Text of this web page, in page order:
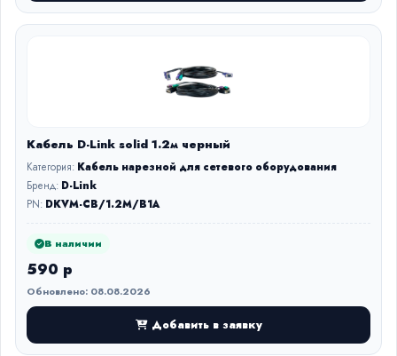
Кабель D-Link solid 1.2м черный
Категория: Кабель нарезной для сетевого оборудования
Бренд: D-Link
PN: DKVM-CB/1.2M/B1A
В наличии
590 р
Обновлено: 08.08.2026
Добавить в заявку